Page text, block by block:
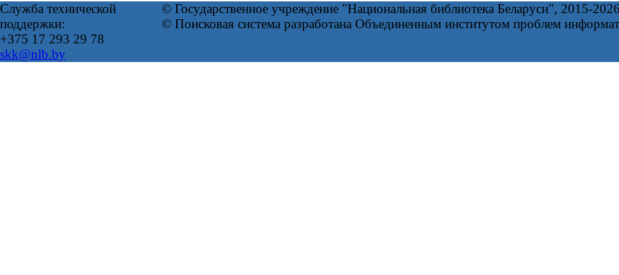
Служба технической
поддержки:
+375 17 293 29 78
skk@nlb.by
© Государственное учреждение "Национальная библиотека Беларуси", 2015-2026
© Поисковая система разработана Объединенным институтом проблем